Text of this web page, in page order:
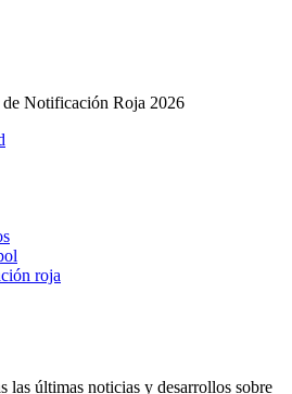
Notificación Roja 2026
roja
las últimas noticias y desarrollos sobre